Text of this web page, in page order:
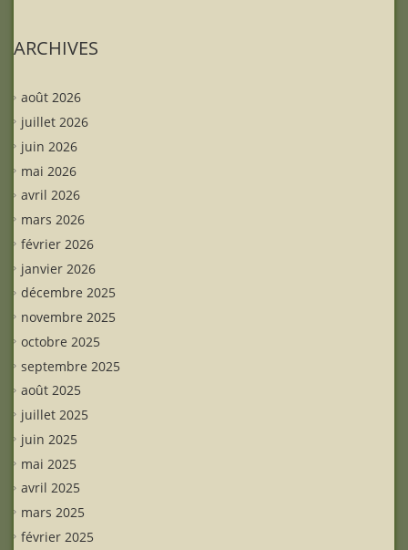
ARCHIVES
août 2026
juillet 2026
juin 2026
mai 2026
avril 2026
mars 2026
février 2026
janvier 2026
décembre 2025
novembre 2025
octobre 2025
septembre 2025
août 2025
juillet 2025
juin 2025
mai 2025
avril 2025
mars 2025
février 2025